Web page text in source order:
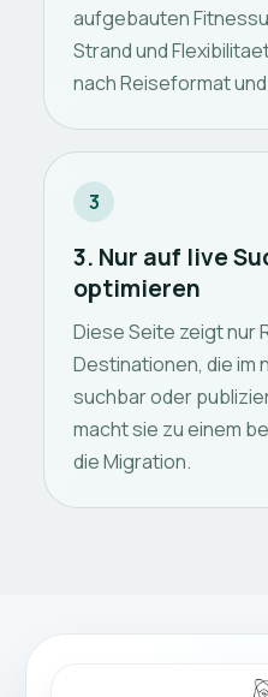
aufgebauten
Strand und
nach Reiseformat
3
3. Nur auf live
optimieren
Diese Seite zeigt nur
Destinationen, die im
suchbar oder
macht sie zu einem
die Migration.